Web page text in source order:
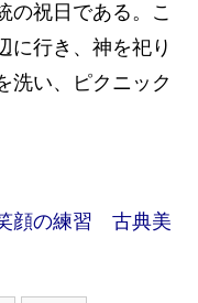
の祝日である。こ
に行き、神を祀り
洗い、ピクニック
顔の練習 古典美